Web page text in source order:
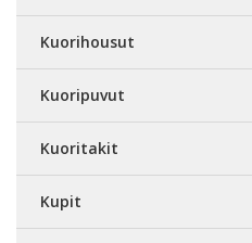
Kuorihousut
Kuoripuvut
Kuoritakit
Kupit